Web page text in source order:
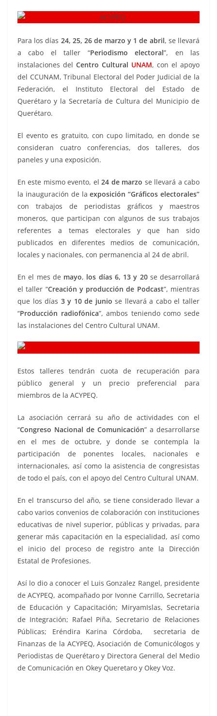
Para los días 24, 25, 26 de marzo y 1 de abril, se llevará
a cabo el taller “Periodismo electoral”, en las
instalaciones del Centro Cultural UNAM, con el apoyo
del CCUNAM, Tribunal Electoral del Poder Judicial de la
Federación, el Instituto Electoral del Estado de
Querétaro y la Secretaría de Cultura del Municipio de
Querétaro.
El evento es gratuito, con cupo limitado, en donde se
consideran cuatro conferencias, dos talleres, dos
paneles y una exposición.
En este mismo evento, el24 de marzo se llevará a cabo
la inauguración de la exposición “Gráficos electorales”
con trabajos de periodistas gráficos y maestros
moneros, que participan con algunos de sus trabajos
referentes a temas electorales y que han sido
publicados en diferentes medios de comunicación,
locales y nacionales, con permanencia al 24 de abril.
En el mes de mayo, los días 6, 13 y 20se desarrollará
el taller “Creación y producción de Podcast”, mientras
que los días 3 y 10 de junio se llevará a cabo el taller
“Producción radiofónica”, ambos teniendo como sede
las instalaciones del Centro Cultural UNAM.
Estos talleres tendrán cuota de recuperación para
público general y un precio preferencial para
miembros de la ACYPEQ.
La asociación cerrará su año de actividades con el
“Congreso Nacional de Comunicación” a desarrollarse
en el mes de octubre, y donde se contempla la
participación de ponentes locales, nacionales e
internacionales, así como la asistencia de congresistas
de todo el país, con el apoyo del Centro Cultural UNAM.
En el transcurso del año, se tiene considerado llevar a
cabo varios convenios de colaboración con instituciones
educativas de nivel superior, públicas y privadas, para
generar más capacitación en la especialidad, así como
el inicio del proceso de registro ante la Dirección
Estatal de Profesiones.
Así lo dio a conocer el Luis Gonzalez Rangel, presidente
de ACYPEQ, acompañado por Ivonne Carrillo, Secretaria
de Educación y Capacitación; MiryamIslas, Secretaria
de Integración; Rafael Piña, Secretario de Relaciones
Públicas; Eréndira Karina Córdoba, secretaria de
Finanzas de la ACYPEQ, Asociación de Comunicólogos y
Periodistas de Querétaro y Directora General del Medio
de Comunicación en Okey Queretaro y Okey Voz.